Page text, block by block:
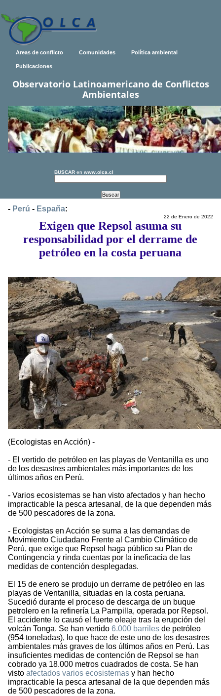
Areas de conflicto Comunidades Política ambiental
Publicaciones
Observatorio Latinoamericano de Conflictos
Ambientales
BUSCAR en www.olca.cl
- Perú - España:
22 de Enero de 2022
Exigen que Repsol asuma su
responsabilidad por el derrame de
petróleo en la costa peruana
(Ecologistas en Acción) -
- El vertido de petróleo en las playas de Ventanilla es uno
de los desastres ambientales más importantes de los
últimos años en Perú.
- Varios ecosistemas se han visto afectados y han hecho
impracticable la pesca artesanal, de la que dependen más
de 500 pescadores de la zona.
- Ecologistas en Acción se suma a las demandas de
Movimiento Ciudadano Frente al Cambio Climático de
Perú, que exige que Repsol haga público su Plan de
Contingencia y rinda cuentas por la ineficacia de las
medidas de contención desplegadas.
El 15 de enero se produjo un derrame de petróleo en las
playas de Ventanilla, situadas en la costa peruana.
Sucedió durante el proceso de descarga de un buque
petrolero en la refinería La Pampilla, operada por Repsol.
El accidente lo causó el fuerte oleaje tras la erupción del
volcán Tonga. Se han vertido 6.000 barriles de petróleo
(954 toneladas), lo que hace de este uno de los desastres
ambientales más graves de los últimos años en Perú. Las
insuficientes medidas de contención de Repsol se han
cobrado ya 18.000 metros cuadrados de costa. Se han
visto afectados varios ecosistemas y han hecho
impracticable la pesca artesanal de la que dependen más
de 500 pescadores de la zona.